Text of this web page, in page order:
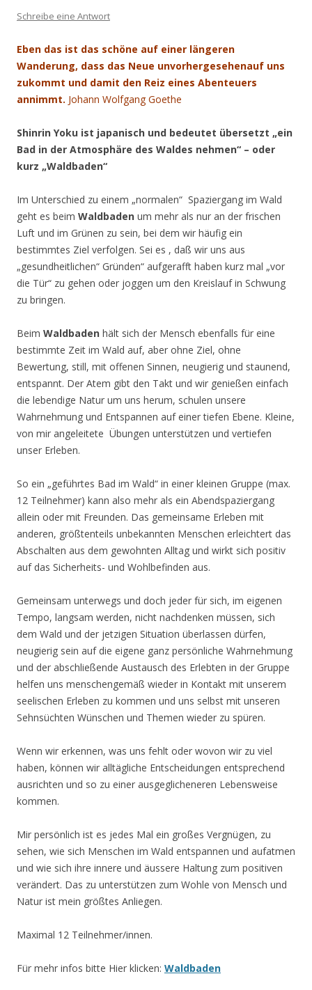
Schreibe eine Antwort
Eben das ist das schöne auf einer längeren
Wanderung, dass das Neue unvorhergesehenauf uns
zukommt und damit den Reiz eines Abenteuers
annimmt. Johann Wolfgang Goethe
Shinrin Yoku ist japanisch und bedeutet übersetzt „ein
Bad in der Atmosphäre des Waldes nehmen“ – oder
kurz „Waldbaden“
Im Unterschied zu einem „normalen“ Spaziergang im Wald
geht es beim Waldbaden um mehr als nur an der frischen
Luft und im Grünen zu sein, bei dem wir häufig ein
bestimmtes Ziel verfolgen. Sei es , daß wir uns aus
„gesundheitlichen“ Gründen“ aufgerafft haben kurz mal „vor
die Tür“ zu gehen oder joggen um den Kreislauf in Schwung
zu bringen.
Beim Waldbaden hält sich der Mensch ebenfalls für eine
bestimmte Zeit im Wald auf, aber ohne Ziel, ohne
Bewertung, still, mit offenen Sinnen, neugierig und staunend,
entspannt. Der Atem gibt den Takt und wir genießen einfach
die lebendige Natur um uns herum, schulen unsere
Wahrnehmung und Entspannen auf einer tiefen Ebene. Kleine,
von mir angeleitete Übungen unterstützen und vertiefen
unser Erleben.
So ein „geführtes Bad im Wald“ in einer kleinen Gruppe (max.
12 Teilnehmer) kann also mehr als ein Abendspaziergang
allein oder mit Freunden. Das gemeinsame Erleben mit
anderen, größtenteils unbekannten Menschen erleichtert das
Abschalten aus dem gewohnten Alltag und wirkt sich positiv
auf das Sicherheits- und Wohlbefinden aus.
Gemeinsam unterwegs und doch jeder für sich, im eigenen
Tempo, langsam werden, nicht nachdenken müssen, sich
dem Wald und der jetzigen Situation überlassen dürfen,
neugierig sein auf die eigene ganz persönliche Wahrnehmung
und der abschließende Austausch des Erlebten in der Gruppe
helfen uns menschengemäß wieder in Kontakt mit unserem
seelischen Erleben zu kommen und uns selbst mit unseren
Sehnsüchten Wünschen und Themen wieder zu spüren.
Wenn wir erkennen, was uns fehlt oder wovon wir zu viel
haben, können wir alltägliche Entscheidungen entsprechend
ausrichten und so zu einer ausgeglicheneren Lebensweise
kommen.
Mir persönlich ist es jedes Mal ein großes Vergnügen, zu
sehen, wie sich Menschen im Wald entspannen und aufatmen
und wie sich ihre innere und äussere Haltung zum positiven
verändert. Das zu unterstützen zum Wohle von Mensch und
Natur ist mein größtes Anliegen.
Maximal 12 Teilnehmer/innen.
Für mehr infos bitte Hier klicken: Waldbaden